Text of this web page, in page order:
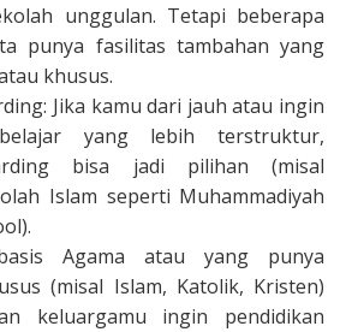
unggulan. Tetapi beberapa
punya fasilitas tambahan yang
khusus.
Jika kamu dari jauh atau ingin
yang lebih terstruktur,
bisa jadi pilihan (misal
Islam seperti Muhammadiyah
Agama atau yang punya
(misal Islam, Katolik, Kristen)
keluargamu ingin pendidikan